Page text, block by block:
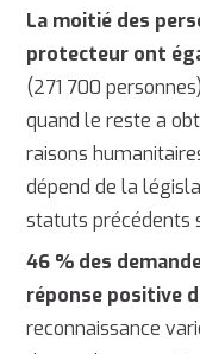
La moitié des
protecteur ont
(271 700
quand le reste a
raisons
dépend de la
statuts précédents
46 % des
réponse positive
reconnaissance